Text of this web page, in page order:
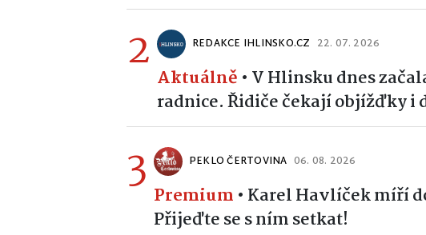
2 REDAKCE IHLINSKO.CZ 22. 07. 2026
Aktuálně • V Hlinsku dnes
radnice. Řidiče čekají objížďky i
3 PEKLO ČERTOVINA 06. 08. 2026
Premium • Karel Havlíček míří
Přijeďte se s ním setkat!